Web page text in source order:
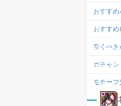
おすす
おすすめ
引くべき
ガチャシ
モチーフ